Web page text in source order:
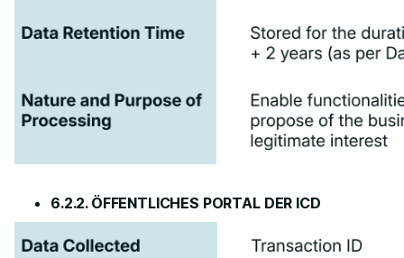
6.2.2. ÖFFENTLICHES PORTAL DER ICD